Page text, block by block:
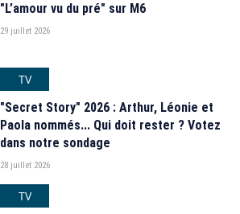
"L’amour vu du pré" sur M6
29 juillet 2026
TV
"Secret Story" 2026 : Arthur, Léonie et
Paola nommés... Qui doit rester ? Votez
dans notre sondage
28 juillet 2026
TV